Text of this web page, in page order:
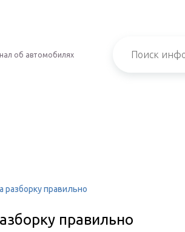
об автомобилях
разборку правильно
правильно